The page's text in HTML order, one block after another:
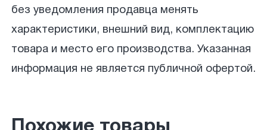
без уведомления продавца менять
характеристики, внешний вид, комплектацию
товара и место его производства. Указанная
информация не является публичной офертой.